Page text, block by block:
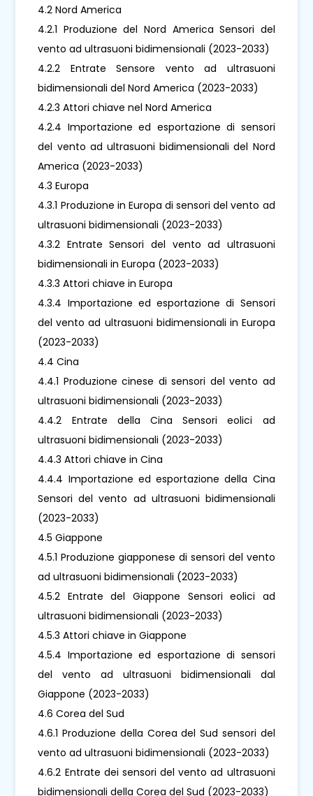
4.2 Nord America
4.2.1 Produzione del Nord America Sensori del
vento ad ultrasuoni bidimensionali (2023-2033)
4.2.2 Entrate Sensore vento ad ultrasuoni
bidimensionali del Nord America (2023-2033)
4.2.3 Attori chiave nel Nord America
4.2.4 Importazione ed esportazione di sensori
del vento ad ultrasuoni bidimensionali del Nord
America (2023-2033)
4.3 Europa
4.3.1 Produzione in Europa di sensori del vento ad
ultrasuoni bidimensionali (2023-2033)
4.3.2 Entrate Sensori del vento ad ultrasuoni
bidimensionali in Europa (2023-2033)
4.3.3 Attori chiave in Europa
4.3.4 Importazione ed esportazione di Sensori
del vento ad ultrasuoni bidimensionali in Europa
(2023-2033)
4.4 Cina
4.4.1 Produzione cinese di sensori del vento ad
ultrasuoni bidimensionali (2023-2033)
4.4.2 Entrate della Cina Sensori eolici ad
ultrasuoni bidimensionali (2023-2033)
4.4.3 Attori chiave in Cina
4.4.4 Importazione ed esportazione della Cina
Sensori del vento ad ultrasuoni bidimensionali
(2023-2033)
4.5 Giappone
4.5.1 Produzione giapponese di sensori del vento
ad ultrasuoni bidimensionali (2023-2033)
4.5.2 Entrate del Giappone Sensori eolici ad
ultrasuoni bidimensionali (2023-2033)
4.5.3 Attori chiave in Giappone
4.5.4 Importazione ed esportazione di sensori
del vento ad ultrasuoni bidimensionali dal
Giappone (2023-2033)
4.6 Corea del Sud
4.6.1 Produzione della Corea del Sud sensori del
vento ad ultrasuoni bidimensionali (2023-2033)
4.6.2 Entrate dei sensori del vento ad ultrasuoni
bidimensionali della Corea del Sud (2023-2033)